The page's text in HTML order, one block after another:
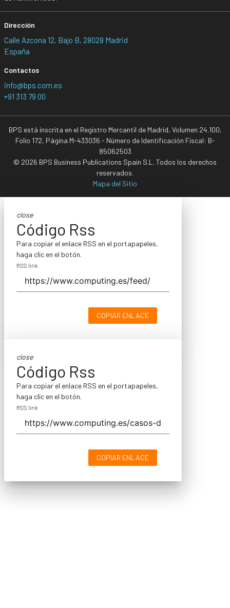
Dirección
Calle Azcona 12, Bajo B, 28028 Madrid
España
Contactos
info@bps.com.es
+91 313 79 00
BPS está inscrita en el Registro Mercantil de Madrid, Volumen 24.100,
Folio 172, Página M-433036 - Número de Identificación Fiscal: B-
85062503
© 2026 BPS Business Publications Spain S.L. Todos los derechos
reservados.
Mapa del Sitio
close
Código Rss
Para copiar el enlace RSS en el portapapeles,
haga clic en el botón.
RSS link
COPIAR ENLACE
close
Código Rss
Para copiar el enlace RSS en el portapapeles,
haga clic en el botón.
RSS link
COPIAR ENLACE